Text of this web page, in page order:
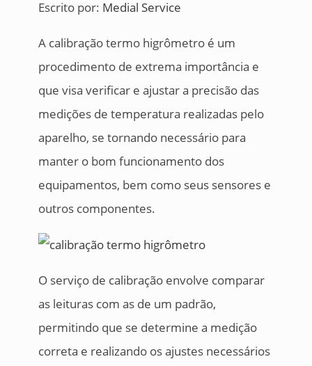
Escrito por: Medial Service
A calibração termo higrômetro é um
procedimento de extrema importância e
que visa verificar e ajustar a precisão das
medições de temperatura realizadas pelo
aparelho, se tornando necessário para
manter o bom funcionamento dos
equipamentos, bem como seus sensores e
outros componentes.
O serviço de calibração envolve comparar
as leituras com as de um padrão,
permitindo que se determine a medição
correta e realizando os ajustes necessários